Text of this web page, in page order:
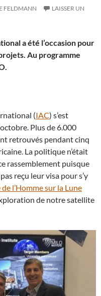
FELDMANN
LAISSER UN
a été l’occasion pour
Au programme
(IAC) s’est
Plus de 6.000
retrouvés pendant cinq
La politique n’était
rassemblement puisque
reçu leur visa pour s’y
l’Homme sur la Lune
de notre satellite